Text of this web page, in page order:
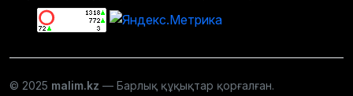
© 2025 malim.kz — Барлық құқықтар қорғалған.